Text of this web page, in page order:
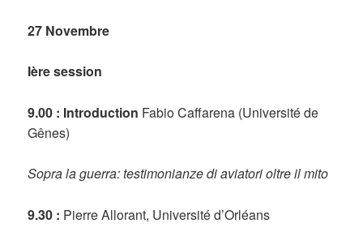
27 Novembre
Ière session
9.00 : Introduction Fabio Caffarena (Université de
Gênes)
Sopra la guerra: testimonianze di aviatori oltre il mito
9.30 : Pierre Allorant, Université d’Orléans